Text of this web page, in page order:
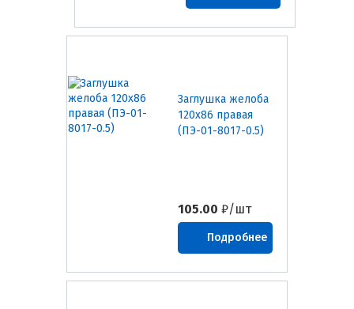
Заглушка желоба
120х86 правая
(ПЭ-01-8017-0.5)
105.00 ₽/шт
Подробнее